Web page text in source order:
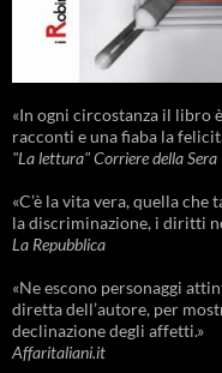
«In ogni circostanza il libro
racconti e una fiaba la
"La lettura" Corriere della Sera
«C’è la vita vera, quella
la discriminazione, i diritti
La Repubblica
«Ne escono personaggi
diretta dell’autore, per
declinazione degli affetti.»
Affaritaliani.it